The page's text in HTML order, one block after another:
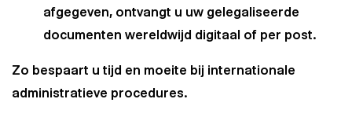
afgegeven, ontvangt u uw gelegaliseerde
documenten wereldwijd digitaal of per post.
Zo bespaart u tijd en moeite bij internationale
administratieve procedures.